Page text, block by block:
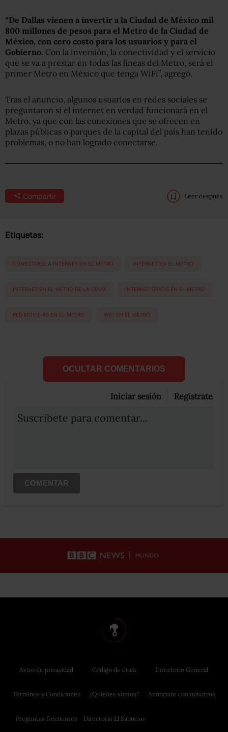
“De Dallas vienen a invertir a la Ciudad de México mil
800 millones de pesos para el Metro de la Ciudad de
México, con cero costo para los usuarios y para el
Gobierno. Con la inversión, la conectividad y el servicio
que se va a prestar en todas las líneas del Metro, será el
primer Metro en México que tenga WiFi”, agregó.
Tras el anuncio, algunos usuarios en redes sociales se
preguntaron si el internet en verdad funcionará en el
Metro, ya que con las conexiones que se ofrecen en
plazas públicas o parques de la capital del país han tenido
problemas, o no han logrado conectarse.
Compartir Leer después
Etiquetas:
CONECTARSE A INTERNET EN EL METRO INTERNET EN EL METRO
INTERNET EN EL METRO DE LA CDMX INTERNET GRATIS EN EL METRO
RED MOVIL 4G EN EL METRO WIFI EN EL METRO
OCULTAR COMENTARIOS
Iniciar sesión Registrate
Suscribete para comentar...
COMENTAR
Aviso de privacidad
Términos y Condiciones
Preguntas frecuentes
Código de ética
¿Quiénes somos?
Directorio El Sabueso
Directorio General
Anúnciate con nosotros